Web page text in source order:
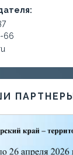
66
ПАРТНЕРЫ